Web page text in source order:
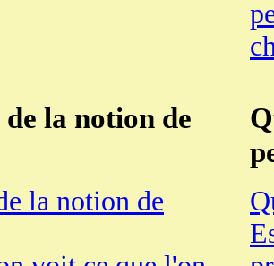
la notion de
la notion de